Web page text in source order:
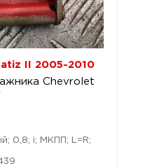
II 2005-2010
Chevrolet
0,8; i; МКПП; L=R;